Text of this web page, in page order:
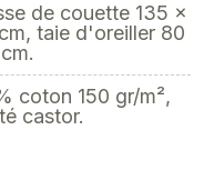
de couette 135 x
taie d'oreiller 80
coton 150 gr/m²,
castor.